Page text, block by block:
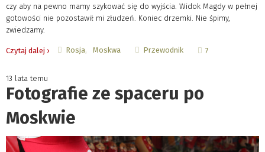
czy aby na pewno mamy szykować się do wyjścia. Widok Magdy w pełnej
gotowości nie pozostawił mi złudzeń. Koniec drzemki. Nie śpimy,
zwiedzamy.
Czytaj dalej › Rosja Moskwa Przewodnik 7
13 lata temu
Fotografie ze spaceru po
Moskwie